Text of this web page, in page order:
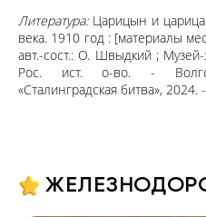
Литература:Царицын и
века. 1910 год : [материалы
авт.-сост.: О. Швыдкий ; Музей-
Рос. ист. о-во. -
«Сталинградская битва», 2024.